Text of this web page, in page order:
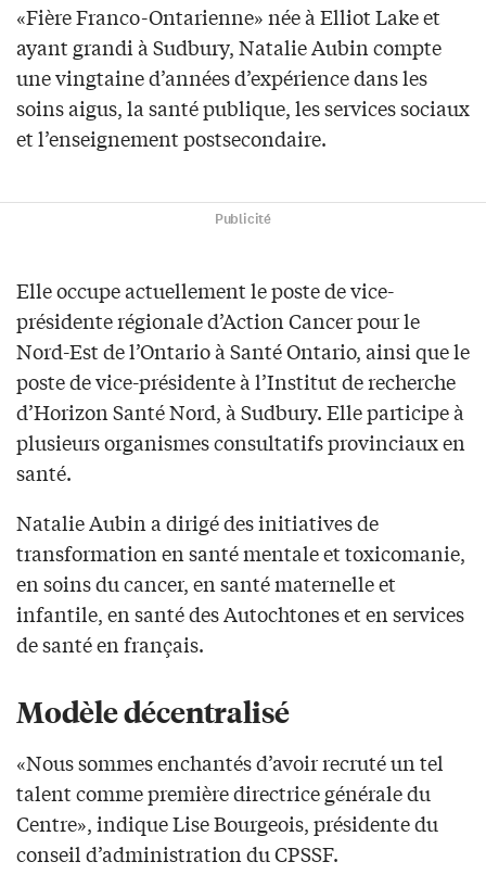
«Fière Franco-Ontarienne» née à Elliot Lake et
ayant grandi à Sudbury, Natalie Aubin compte
une vingtaine d’années d’expérience dans les
soins aigus, la santé publique, les services sociaux
et l’enseignement postsecondaire.
Publicité
Elle occupe actuellement le poste de vice-
présidente régionale d’Action Cancer pour le
Nord-Est de l’Ontario à Santé Ontario, ainsi que le
poste de vice-présidente à l’Institut de recherche
d’Horizon Santé Nord, à Sudbury. Elle participe à
plusieurs organismes consultatifs provinciaux en
santé.
Natalie Aubin a dirigé des initiatives de
transformation en santé mentale et toxicomanie,
en soins du cancer, en santé maternelle et
infantile, en santé des Autochtones et en services
de santé en français.
Modèle décentralisé
«Nous sommes enchantés d’avoir recruté un tel
talent comme première directrice générale du
Centre», indique Lise Bourgeois, présidente du
conseil d’administration du CPSSF.